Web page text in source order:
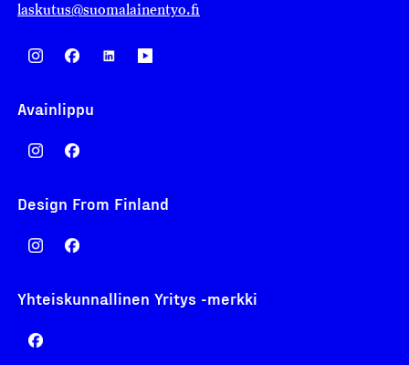
laskutus@suomalainentyo.fi
Avainlippu
Design From Finland
Yhteiskunnallinen Yritys -merkki